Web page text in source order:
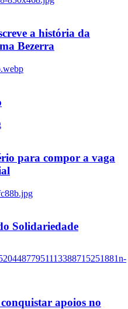
a história da
Bezerra
para compor a vaga
Solidariedade
apoios no